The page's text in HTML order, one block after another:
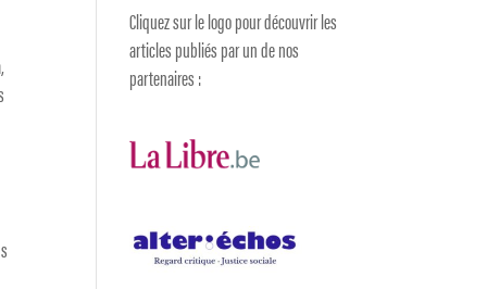
Cliquez sur le logo pour découvrir les
articles publiés par un de nos
partenaires :